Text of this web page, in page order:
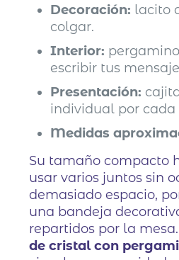
Decoración: lacito
colgar.
Interior:
escribir tus
Presentación:
individual por cada
Medidas
Su tamaño compacto
usar varios juntos sin
demasiado espacio,
una bandeja
repartidos por la
de cristal con